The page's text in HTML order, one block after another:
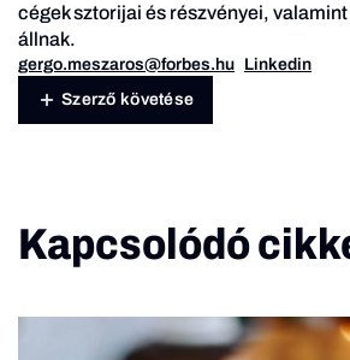
cégek sztorijai és részvényei,
állnak.
gergo.meszaros@forbes.hu Linkedin
Szerző követése
Kapcsolódó